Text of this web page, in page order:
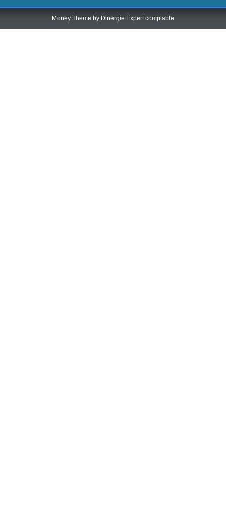
Money Theme by Dinergie Expert comptable